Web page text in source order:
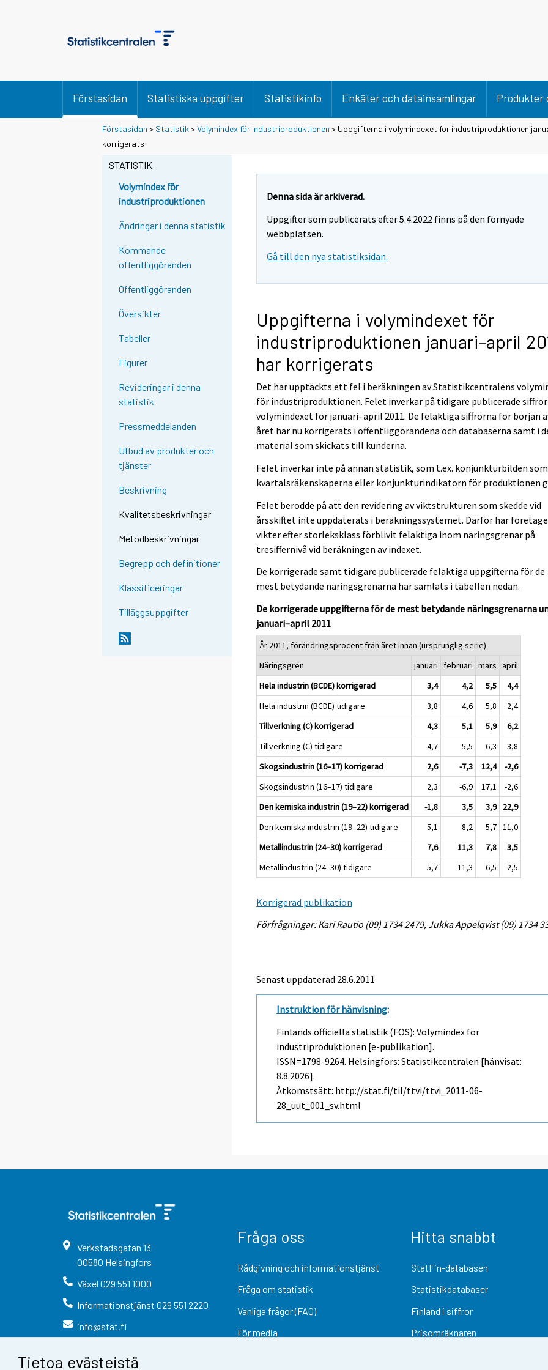
Tietoa evästeistä
Förstasidan Statistiska uppgifter Statistikinfo Enkäter och datainsamlingar Produkter
Förstasidan > Statistik >Volymindex för industriproduktionen > Uppgifterna i volymindexet för industriproduktionen
korrigerats
STATISTIK
Volymindex för
industriproduktionen
Ändringar i denna statistik
Kommande
offentliggöranden
Offentliggöranden
Översikter
Tabeller
Figurer
Revideringar i denna
statistik
Pressmeddelanden
Utbud av produkter och
tjänster
Beskrivning
Kvalitetsbeskrivningar
Metodbeskrivningar
Begrepp och definitioner
Klassificeringar
Tilläggsuppgifter
Denna sida är arkiverad.
Uppgifter som publicerats efter 5.4.2022 finns på den förnyade
webbplatsen.
Gå till den nya statistiksidan.
Uppgifterna i volymindexet för
industriproduktionen januari–april
har korrigerats
Det har upptäckts ett fel i beräkningen av Statistikcentralens
för industriproduktionen. Felet inverkar på tidigare publicerade
volymindexet för januari–april 2011. De felaktiga siffrorna för början
året har nu korrigerats i offentliggörandena och databaserna samt i
material som skickats till kunderna.
Felet inverkar inte på annan statistik, som t.ex. konjunkturbilden som
kvartalsräkenskaperna eller konjunkturindikatorn för produktionen
Felet berodde på att den revidering av viktstrukturen som skedde vid
årsskiftet inte uppdaterats i beräkningssystemet. Därför har
vikter efter storleksklass förblivit felaktiga inom näringsgrenar på
tresiffernivå vid beräkningen av indexet.
De korrigerade samt tidigare publicerade felaktiga uppgifterna för de
mest betydande näringsgrenarna har samlats i tabellen nedan.
De korrigerade uppgifterna för de mest betydande näringsgrenarna
januari–april 2011
År 2011, förändringsprocent från året innan (ursprunglig serie)
Näringsgren
januari februari mars april
Hela industrin (BCDE) korrigerad
3,4 4,2 5,5
4,4
Hela industrin (BCDE) tidigare
3,8 4,6 5,8
2,4
Tillverkning (C) korrigerad
4,3 5,1 5,9
6,2
Tillverkning (C) tidigare
4,7 5,5 6,3
3,8
Skogsindustrin (16–17) korrigerad
2,6 -7,3 12,4
-2,6
Skogsindustrin (16–17) tidigare
2,3 -6,9 17,1
-2,6
Den kemiska industrin (19–22) korrigerad
-1,8 3,5 3,9
22,9
Den kemiska industrin (19–22) tidigare
5,1 8,2 5,7
11,0
Metallindustrin (24–30) korrigerad
7,6 11,3 7,8
3,5
Metallindustrin (24–30) tidigare
5,7 11,3 6,5 2,5
Korrigerad publikation
Förfrågningar: Kari Rautio (09) 1734 2479, Jukka Appelqvist (09) 1734
Senast uppdaterad 28.6.2011
Instruktion för hänvisning:
Finlands officiella statistik (FOS): Volymindex för
industriproduktionen [e-publikation].
ISSN=1798-9264. Helsingfors: Statistikcentralen [hänvisat:
8.8.2026].
Åtkomstsätt: http://stat.fi/til/ttvi/ttvi_2011-06-
28_uut_001_sv.html
Verkstadsgatan 13
00580 Helsingfors
Växel 029 551 1000
Informationstjänst 029 551 2220
info@stat.fi
Fråga oss
Rådgivning och informationstjänst
Fråga om statistik
Vanliga frågor (FAQ)
För media
Hitta snabbt
StatFin-databasen
Statistikdatabaser
Finland i siffror
Prisomräknaren